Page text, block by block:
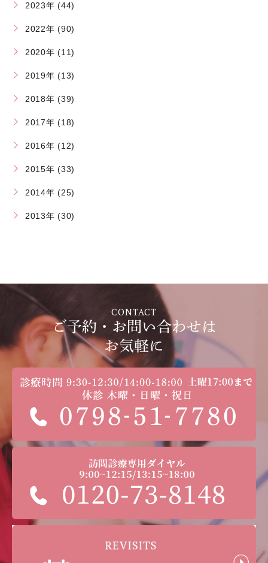
2023年 (44)
2022年 (90)
2020年 (11)
2019年 (13)
2018年 (39)
2017年 (18)
2016年 (12)
2015年 (33)
2014年 (25)
2013年 (30)
CONTACT
ご予約・お問い合わせは
お気軽に